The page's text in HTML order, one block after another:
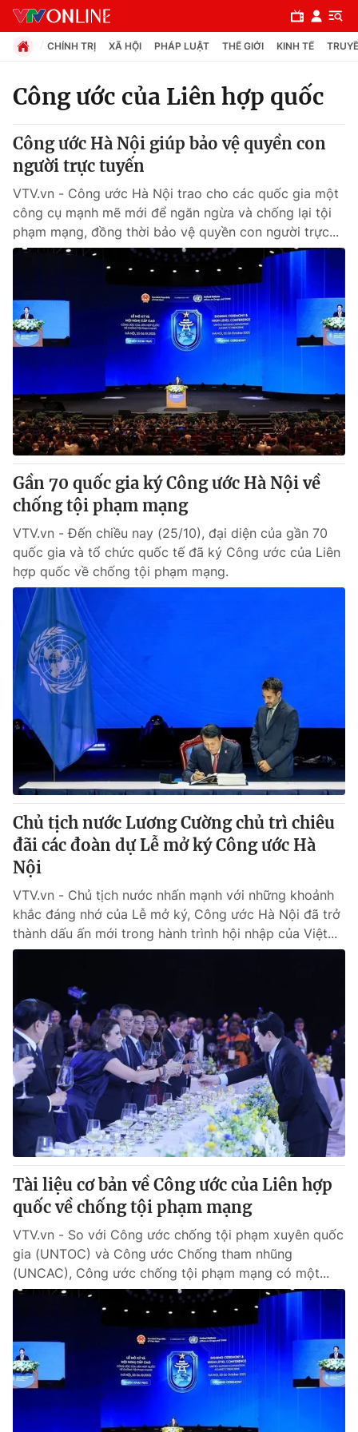
Chuyên mục
Chính trị
Xã hội
Pháp luật
Y tế
Thế giới
Tin tức
Thế giới đó đây
Câu chuyện quốc tế
Kinh tế
Tài chính
Thị trường
Góc doanh nghiệp
Dữ liệu và đời sống
Truyền hình
Phim VTV
Hậu trường
Nhân vật
Khán giả
Giải sao mai
Giải trí
Điện ảnh
Âm nhạc
Sao
Đời sống
Du lịch
Làm đẹp
Chất lượng cuộc sống
Giáo dục
Tuyển sinh
Học trực tuyến
Công nghệ
Hitech Công nghệ tương lai
Sản phẩm
Thị trường
Tư vấn
Giao lưu trực tuyến
Lịch phát sóng
Chuyên mục khác
Emagazine Podcast
Photo Infographic
Video Shorts video
VTV Money
VTV Sức khoẻ Bất động sản
Thị trường 24h Tấm lòng Việt
VTV4 Vươn mình bằng AI
VTV9 VTV8
Liên hệ tòa soạn English
Theo dõi báo trên
Cơ quan chủ quản:Đài Truyền hình Việt Nam
CHÍNH TRỊ XÃ HỘI PHÁP LUẬT THẾ GIỚI KINH TẾ
Công ước của Liên hợp quốc
Công ước Hà Nội giúp bảo vệ quyền con
người trực tuyến
VTV.vn - Công ước Hà Nội trao cho các quốc gia một
công cụ mạnh mẽ mới để ngăn ngừa và chống lại tội
phạm mạng, đồng thời bảo vệ quyền con người trực...
Gần 70 quốc gia ký Công ước Hà Nội về
chống tội phạm mạng
VTV.vn - Đến chiều nay (25/10), đại diện của gần 70
quốc gia và tổ chức quốc tế đã ký Công ước của Liên
hợp quốc về chống tội phạm mạng.
Chủ tịch nước Lương Cường chủ trì chiêu
đãi các đoàn dự Lễ mở ký Công ước Hà
Nội
VTV.vn - Chủ tịch nước nhấn mạnh với những khoảnh
khắc đáng nhớ của Lễ mở ký, Công ước Hà Nội đã trở
thành dấu ấn mới trong hành trình hội nhập của Việt...
Tài liệu cơ bản về Công ước của Liên hợp
quốc về chống tội phạm mạng
VTV.vn - So với Công ước chống tội phạm xuyên quốc
gia (UNTOC) và Công ước Chống tham nhũng
(UNCAC), Công ước chống tội phạm mạng có một...